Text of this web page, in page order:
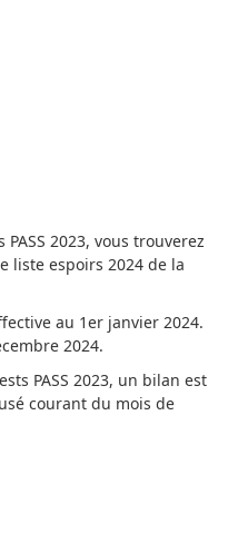
2023, vous trouverez
liste espoirs 2024 de la
au 1er janvier 2024.
2024.
PASS 2023, un bilan est
courant du mois de